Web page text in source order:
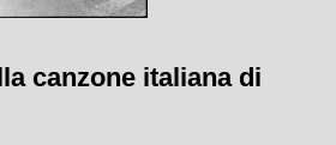
canzone italiana di